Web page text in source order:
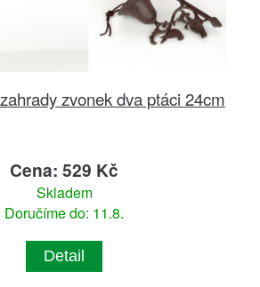
zvonek dva ptáci 24cm
Cena: 529 Kč
Skladem
Doručíme do: 11.8.
Detail